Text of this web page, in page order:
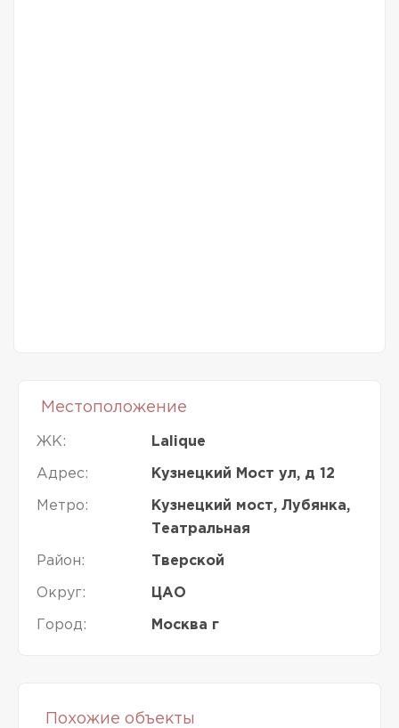
Местоположение
ЖК: Lalique
Адрес: Кузнецкий Мост ул, д 12
Метро:
Кузнецкий мост, Лубянка,
Театральная
Район: Тверской
Округ: ЦАО
Город: Москва г
Похожие объекты